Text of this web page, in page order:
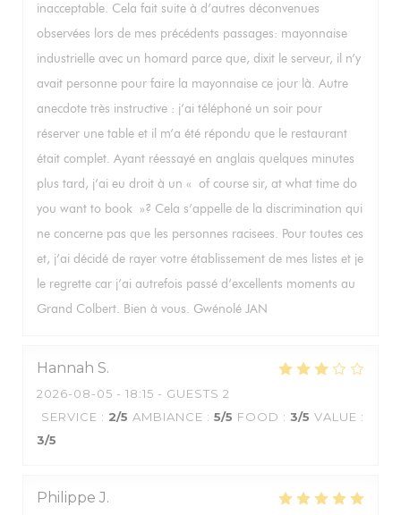
inacceptable. Cela fait suite à d’autres déconvenues
observées lors de mes précédents passages: mayonnaise
industrielle avec un homard parce que, dixit le serveur, il n’y
avait personne pour faire la mayonnaise ce jour là. Autre
anecdote très instructive : j’ai téléphoné un soir pour
réserver une table et il m’a été répondu que le restaurant
était complet. Ayant réessayé en anglais quelques minutes
plus tard, j’ai eu droit à un « of course sir, at what time do
you want to book »? Cela s’appelle de la discrimination qui
ne concerne pas que les personnes racisees. Pour toutes ces
et, j’ai décidé de rayer votre établissement de mes listes et je
le regrette car j’ai autrefois passé d’excellents moments au
Grand Colbert. Bien à vous. Gwénolé JAN
Hannah S
2026-08-05 - 18:15 - GUESTS 2
SERVICE : 2/5 AMBIANCE : 5/5 FOOD : 3/5 VALUE :
3/5
Philippe J